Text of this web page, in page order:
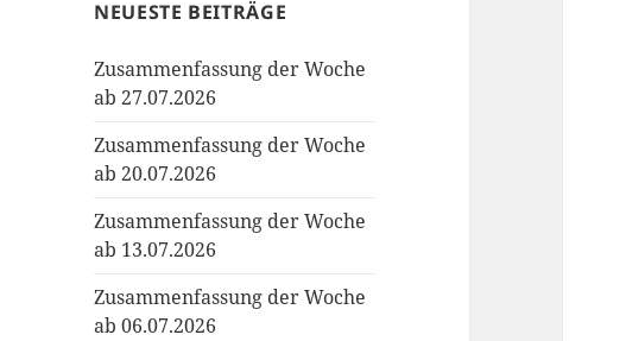
NEUESTE BEITRÄGE
Zusammenfassung der Woche
ab 27.07.2026
Zusammenfassung der Woche
ab 20.07.2026
Zusammenfassung der Woche
ab 13.07.2026
Zusammenfassung der Woche
ab 06.07.2026